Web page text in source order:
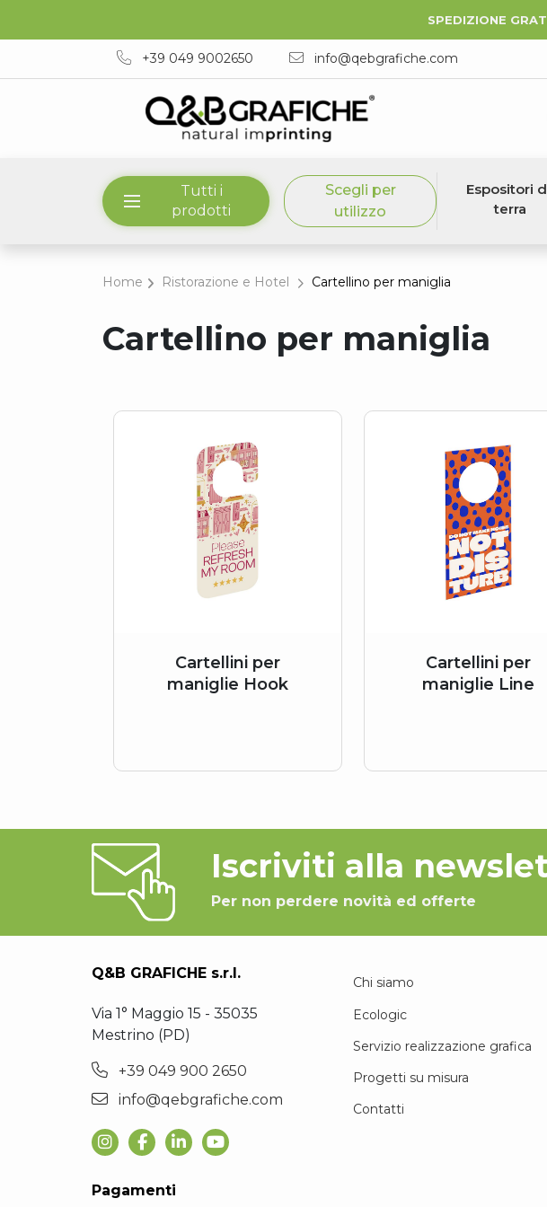
SPEDIZIONE
+39 049 9002650 info@qebgrafiche.com
Tutti i
prodotti
Scegli per
utilizzo
Espositori
terra
Home Ristorazione e Hotel Cartellino per maniglia
Cartellino per maniglia
Cartellini per
maniglie Hook
Cartellini per
maniglie Line
Iscriviti alla
Per non perdere novità ed offerte
Q&B GRAFICHE s.r.l.
Via 1° Maggio 15 - 35035
Mestrino (PD)
+39 049 900 2650
info@qebgrafiche.com
Chi siamo
Ecologic
Servizio realizzazione grafica
Progetti su misura
Contatti
Pagamenti